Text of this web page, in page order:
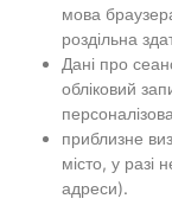
мова
роздільна
Дані про
обліковий
приблизне
місто, у разі
адреси).